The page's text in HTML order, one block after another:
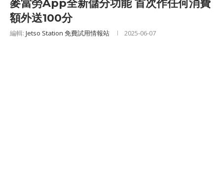
麥當勞App全新儲分功能 首次作任何消費
額外送100分
編輯: Jetso Station 免費試用情報站 2025-06-07